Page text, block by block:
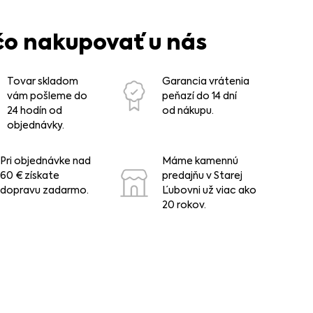
nakupovať u nás
Tovar skladom
vám pošleme do
24 hodín od
objednávky.
Garancia vrátenia
peňazí do 14 dní
od nákupu.
Pri objednávke nad
60 € získate
dopravu zadarmo.
Máme kamennú
predajňu v Starej
Ľubovni už viac ako
20 rokov.